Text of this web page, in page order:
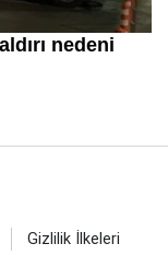
Gizlilik İlkeleri